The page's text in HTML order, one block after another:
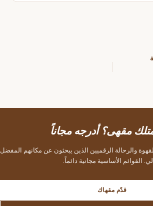
مقهى؟ أدرجه مجاناً
والرحالة الرقميين الذين يبحثون عن مكانهم المفضل
القوائم الأساسية مجانية دائماً.
قدّم مقهاك